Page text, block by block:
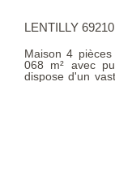
un terrain de 1
complet, elle
et d'une cave. +